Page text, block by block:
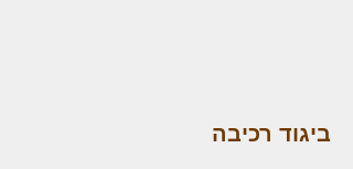
ביגוד רכיבה